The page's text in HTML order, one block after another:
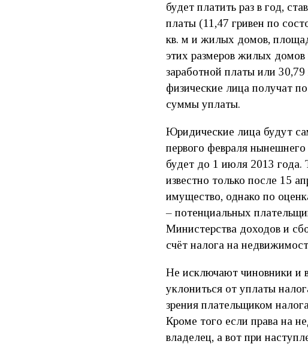
будет платить раз в год,
платы (11,47 гривен по
кв. м и жилых домов,
этих размеров жилых домов
заработной платы или
физические лица получат
суммы уплаты.
Юридические лица будут
первого февраля
будет до 1 июля 2013 года.
известно только после 15
имущество, однако по
– потенциальных
Министерства доходов и
счёт налога на
Не исключают чиновники и
уклониться от уплаты
зрения плательщиком
Кроме того если права на
владелец, а вот при